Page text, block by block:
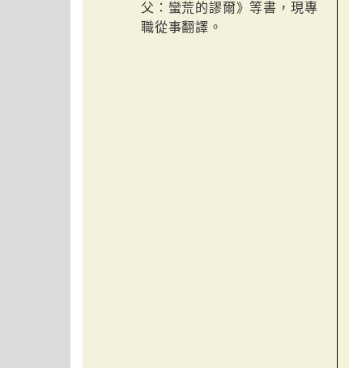
父：蠻荒的謬爾》等書，現專
職從事翻譯。